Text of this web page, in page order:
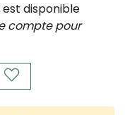
disponible
compte pour